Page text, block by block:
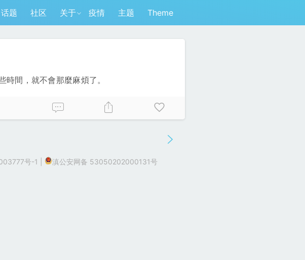
话题 社区 关于 疫情 主题 Theme
間，就不會那麼麻煩了。
号-1 滇公安网备 53050202000131号